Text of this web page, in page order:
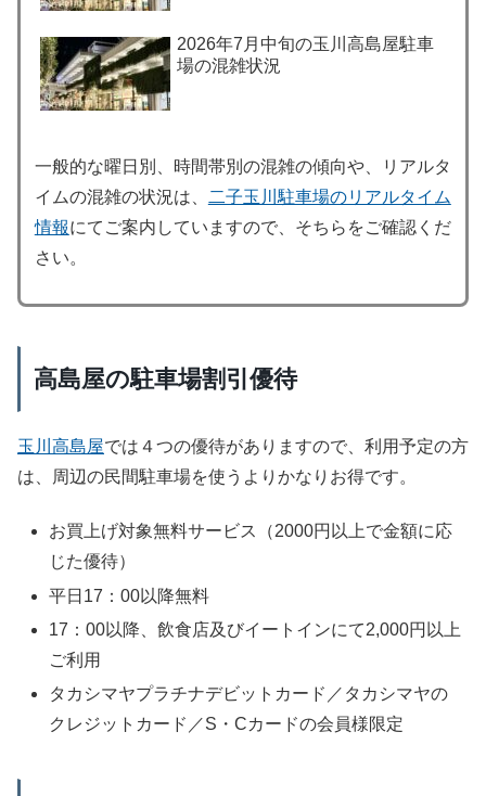
2026年7月中旬の玉川高島屋駐車
場の混雑状況
一般的な曜日別、時間帯別の混雑の傾向や、リアルタ
イムの混雑の状況は、
二子玉川駐車場のリアルタイム
情報にてご案内していますので、そちらをご確認くだ
さい。
高島屋の駐車場割引優待
玉川高島屋では４つの優待がありますので、利用予定の方
は、周辺の民間駐車場を使うよりかなりお得です。
お買上げ対象無料サービス（2000円以上で金額に応
じた優待）
平日17：00以降無料
17：00以降、飲食店及びイートインにて2,000円以上
ご利用
タカシマヤプラチナデビットカード／タカシマヤの
クレジットカード／S・Cカードの会員様限定